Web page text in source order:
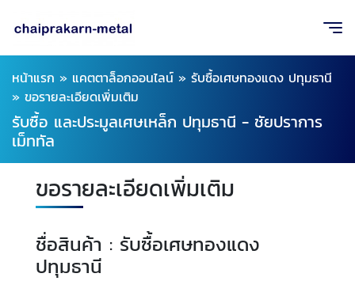
หน้าแรก » แคตตาล็อกออนไลน์ » รับซื้อเศษทองแดง ปทุมธานี
» ขอรายละเอียดเพิ่มเติม
รับซื้อ และประมูลเศษเหล็ก ปทุมธานี - ชัยปราการ
เม็ททัล
ขอรายละเอียดเพิ่มเติม
ชื่อสินค้า : รับซื้อเศษทองแดง
ปทุมธานี